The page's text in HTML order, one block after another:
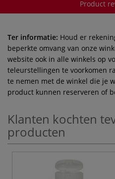
Product
Ter informatie: Houd er
beperkte omvang van onze
website ook in alle winkels op
teleurstellingen te voorkomen
te nemen met de winkel die je
product kunnen reserveren of
Klanten kochten
producten